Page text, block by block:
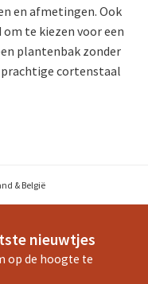
en afmetingen. Ook
te kiezen voor een
plantenbak zonder
prachtige cortenstaal
& België
nieuwtjes
op de hoogte te